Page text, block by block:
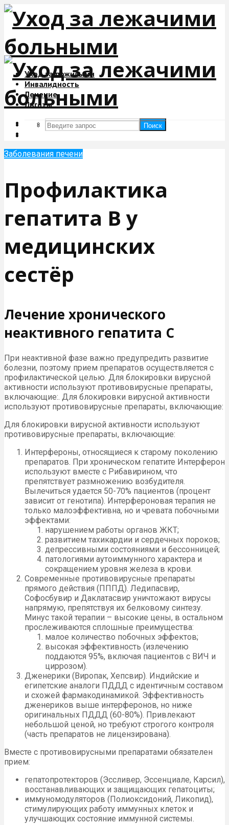
Уход за пожилыми
Инвалидность
Лечение
Льготы
Поиск
Поиск
Заболевания печени
Профилактика
гепатита В у
медицинских
сестёр
Лечение хронического
неактивного гепатита С
При неактивной фазе важно предупредить развитие
болезни, поэтому прием препаратов осуществляется с
профилактической целью. Для блокировки вирусной
активности используют противовирусные препараты,
включающие:. Для блокировки вирусной активности
используют противовирусные препараты, включающие:
Для блокировки вирусной активности используют
противовирусные препараты, включающие:
Интерфероны, относящиеся к старому поколению
препаратов. При хроническом гепатите Интерферон
используют вместе с Рибавирином, что
препятствует размножению возбудителя.
Вылечиться удается 50-70% пациентов (процент
зависит от генотипа). Интерфероновая терапия не
только малоэффективна, но и чревата побочными
эффектами:
нарушением работы органов ЖКТ;
развитием тахикардии и сердечных пороков;
депрессивными состояниями и бессонницей;
патологиями аутоиммунного характера и
сокращением уровня железа в крови.
Современные противовирусные препараты
прямого действия (ПППД). Ледипасвир,
Софосбувир и Даклатасвир уничтожают вирусы
напрямую, препятствуя их белковому синтезу.
Минус такой терапии – высокие цены, в остальном
прослеживаются сплошные преимущества:
малое количество побочных эффектов;
высокая эффективность (излечению
поддаются 95%, включая пациентов с ВИЧ и
циррозом).
Дженерики (Виропак, Хепсвир). Индийские и
египетские аналоги ПДДД с идентичным составом
и схожей фармакодинамикой. Эффективность
дженериков выше интерферонов, но ниже
оригинальных ПДДД (60-80%). Привлекают
небольшой ценой, но требуют строгого контроля
(часть препаратов не лицензирована).
Вместе с противовирусными препаратами обязателен
прием:
гепатопротекторов (Эссливер, Эссенциале, Карсил),
восстанавливающих и защищающих гепатоциты;
иммуномодуляторов (Полиоксидоний, Ликопид),
стимулирующих работу иммунных клеток и
улучшающих состояние иммунной системы.